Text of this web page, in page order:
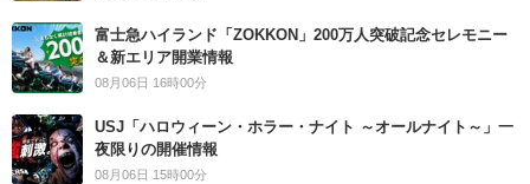
富士急ハイランド「ZOKKON」200万人突破記念セレモニー
＆新エリア開業情報
08月06日 16時00分
USJ「ハロウィーン・ホラー・ナイト ～オールナイト～」一
夜限りの開催情報
08月06日 15時00分